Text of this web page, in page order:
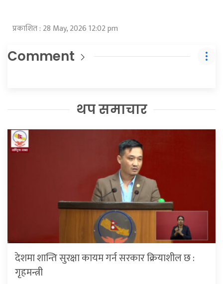
प्रकाशित : 28 May, 2026 12:02 pm
Comment
थप समाचार
देशमा शान्ति सुरक्षा कायम गर्न सरकार क्रियाशील छ :
गृहमन्त्री